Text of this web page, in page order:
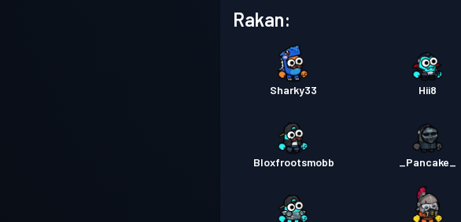
Rakan:
Sharky33 Hii8
Bloxfrootsmobb _Pancake_